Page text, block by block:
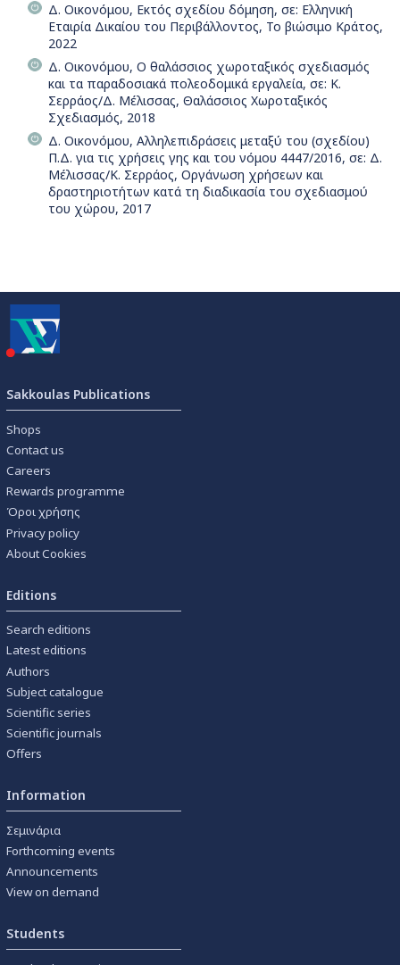
Δ. Οικονόμου, Εκτός σχεδίου δόμηση, σε: Ελληνική
Εταιρία Δικαίου του Περιβάλλοντος, Το βιώσιμο Κράτος,
2022
Δ. Οικονόμου, Ο θαλάσσιος χωροταξικός σχεδιασμός
και τα παραδοσιακά πολεοδομικά εργαλεία, σε: Κ.
Σερράος/Δ. Μέλισσας, Θαλάσσιος Χωροταξικός
Σχεδιασμός, 2018
Δ. Οικονόμου, Αλληλεπιδράσεις μεταξύ του (σχεδίου)
Π.Δ. για τις χρήσεις γης και του νόμου 4447/2016, σε: Δ.
Μέλισσας/Κ. Σερράος, Οργάνωση χρήσεων και
δραστηριοτήτων κατά τη διαδικασία του σχεδιασμού
του χώρου, 2017
Sakkoulas Publications
Shops
Contact us
Careers
Rewards programme
Όροι χρήσης
Privacy policy
About Cookies
Editions
Search editions
Latest editions
Authors
Subject catalogue
Scientific series
Scientific journals
Offers
Information
Σεμινάρια
Forthcoming events
Announcements
View on demand
Students